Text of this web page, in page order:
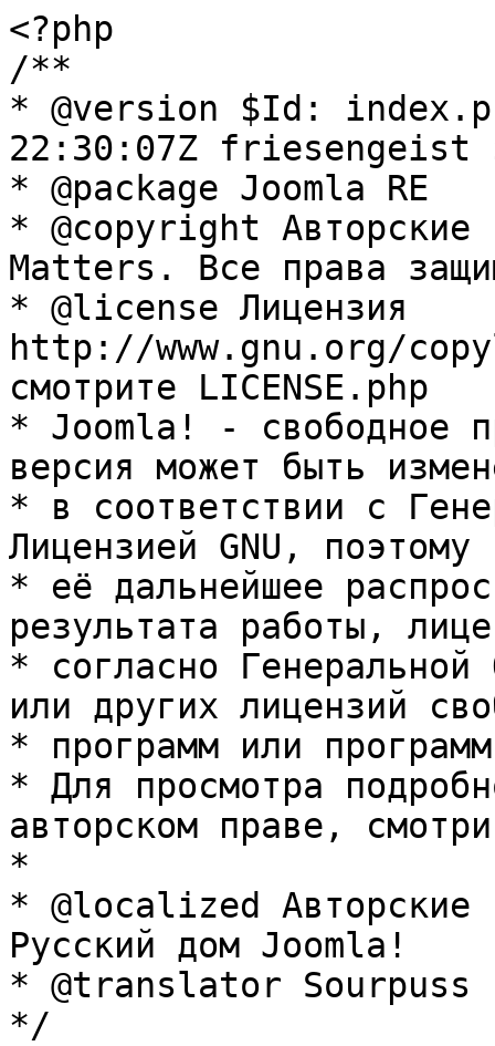
<?php
/**
* @version $Id:
22:30:07Z friesengeist
* @package Joomla RE
* @copyright Авторские
Matters. Все права
* @license Лицензия
http://www.gnu.org/
смотрите LICENSE.php
* Joomla! - свободное
версия может быть
* в соответствии с
Лицензией GNU, поэтому
* её дальнейшее
результата работы,
* согласно Генеральной
или других лицензий
* программ или
* Для просмотра
авторском праве,
*
* @localized Авторские
Русский дом Joomla!
* @translator Sourpuss
*/